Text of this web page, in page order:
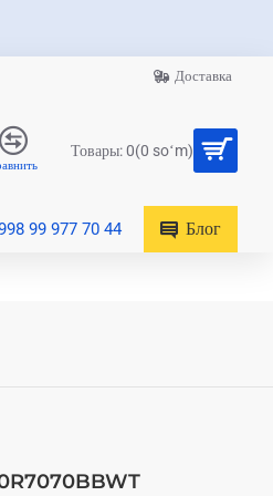
Доставка
Товары: 0(0 soʻm)
99 977 70 44 Блог